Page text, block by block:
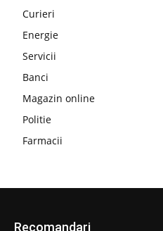
Curieri
Energie
Servicii
Banci
Magazin online
Politie
Farmacii
Recomandari